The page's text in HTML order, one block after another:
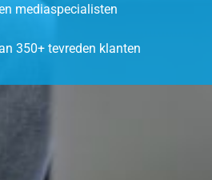
mediaspecialisten
350+ tevreden klanten